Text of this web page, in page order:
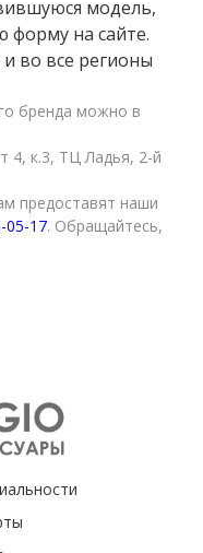
модель,
форму на сайте.
во все регионы
бренда можно в
4, к.3, ТЦ Ладья, 2-й
предоставят наши
05-17. Обращайтесь,